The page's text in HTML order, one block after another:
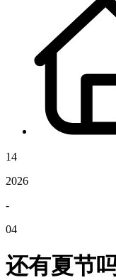
14
2026
-
04
还有夏节